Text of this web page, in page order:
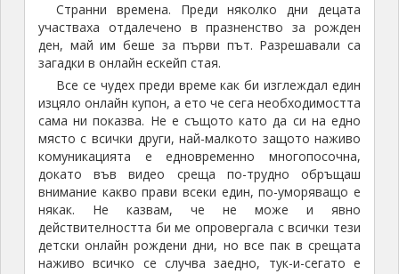
Странни времена. Преди няколко дни децата
участваха отдалечено в празненство за рожден
ден, май им беше за първи път. Разрешавали са
загадки в онлайн ескейп стая.
Все се чудех преди време как би изглеждал един
изцяло онлайн купон, а ето че сега необходимостта
сама ни показва. Не е същото като да си на едно
място с всички други, най-малкото защото наживо
комуникацията е едновременно многопосочна,
докато във видео среща по-трудно обръщаш
внимание какво прави всеки един, по-уморяващо е
някак. Не казвам, че не може и явно
действителността би ме опровергала с всички тези
детски онлайн рождени дни, но все пак в срещата
наживо всичко се случва заедно, тук-и-сегато е